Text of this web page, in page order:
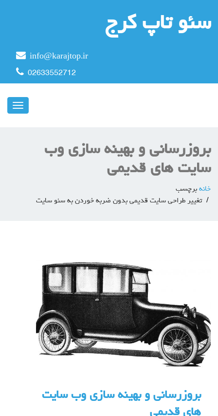
سئو تاپ کرج
info@karajtop.ir
02633552712
ناوبری
بروزرسانی و بهینه سازی وب
سایت های قدیمی
خانه برچسب
تغییر طراحی سایت قدیمی بدون ضربه خوردن به سئو سایت
بروزرسانی و بهینه سازی وب سایت
های قدیمی